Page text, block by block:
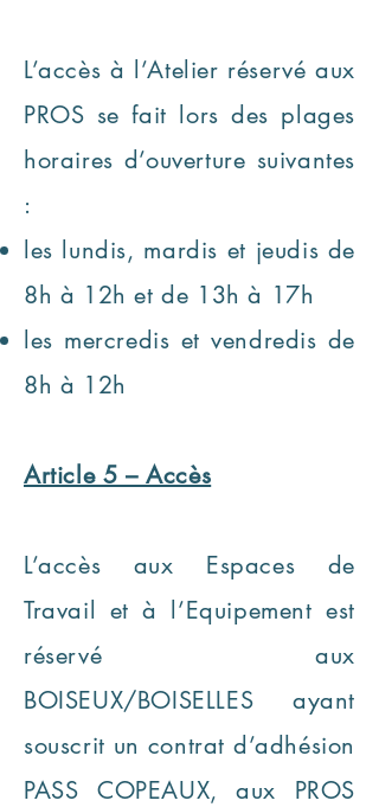
L’accès à l’Atelier réservé aux
PROS se fait lors des plages
horaires d’ouverture suivantes
:
les lundis, mardis et jeudis de
8h à 12h et de 13h à 17h
les mercredis et vendredis de
8h à 12h
Article 5 – Accès
L’accès aux Espaces de
Travail et à l’Equipement est
réservé aux
BOISEUX/BOISELLES ayant
souscrit un contrat d’adhésion
PASS COPEAUX, aux PROS